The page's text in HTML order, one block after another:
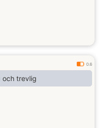
0.6
och trevlig